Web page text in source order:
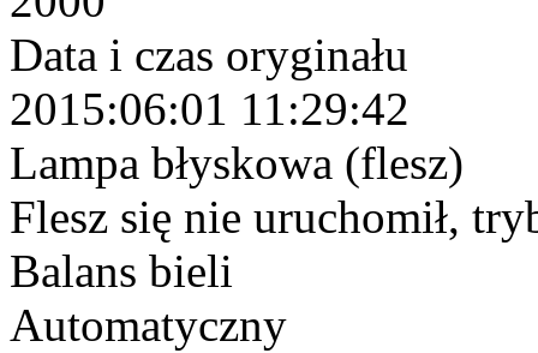
Data i czas oryginału
2015:06:01 11:29:42
Lampa błyskowa (flesz)
Flesz się nie uruchomił,
Balans bieli
Automatyczny